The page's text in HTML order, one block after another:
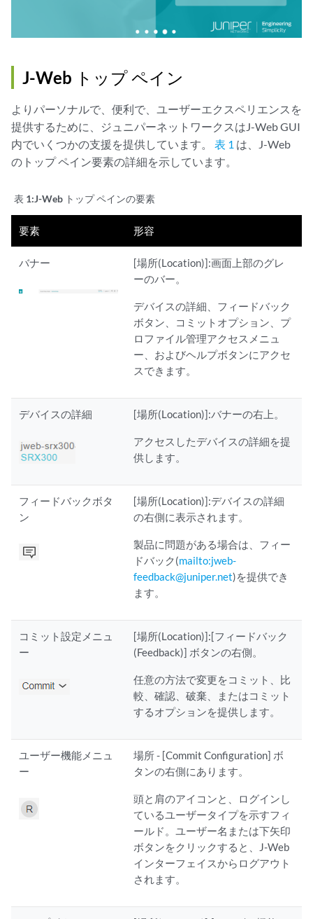
J-Web トップ ペイン
よりパーソナルで、便利で、ユーザーエクスペリエンスを
提供するために、ジュニパーネットワークスはJ-Web GUI
内でいくつかの支援を提供しています。 表 1 は、J-Web
のトップ ペイン要素の詳細を示しています。
表 1:J-Web トップ ペインの要素
要素 形容
バナー
[場所(Location)]:画面上部のグレ
ーのバー。
デバイスの詳細、フィードバック
ボタン、コミットオプション、プ
ロファイル管理アクセスメニュ
ー、およびヘルプボタンにアクセ
スできます。
デバイスの詳細 [場所(Location)]:バナーの右上。
アクセスしたデバイスの詳細を提
供します。
フィードバックボタ
ン
[場所(Location)]:デバイスの詳細
の右側に表示されます。
製品に問題がある場合は、フィー
ドバック(mailto:jweb-
feedback@juniper.net)を提供でき
ます。
コミット設定メニュ
ー
[場所(Location)]:[フィードバック
(Feedback)] ボタンの右側。
任意の方法で変更をコミット、比
較、確認、破棄、またはコミット
するオプションを提供します。
ユーザー機能メニュ
ー
場所 - [Commit Configuration] ボ
タンの右側にあります。
頭と肩のアイコンと、ログインし
ているユーザータイプを示すフィ
ールド。ユーザー名または下矢印
ボタンをクリックすると、J-Web
インターフェイスからログアウト
されます。